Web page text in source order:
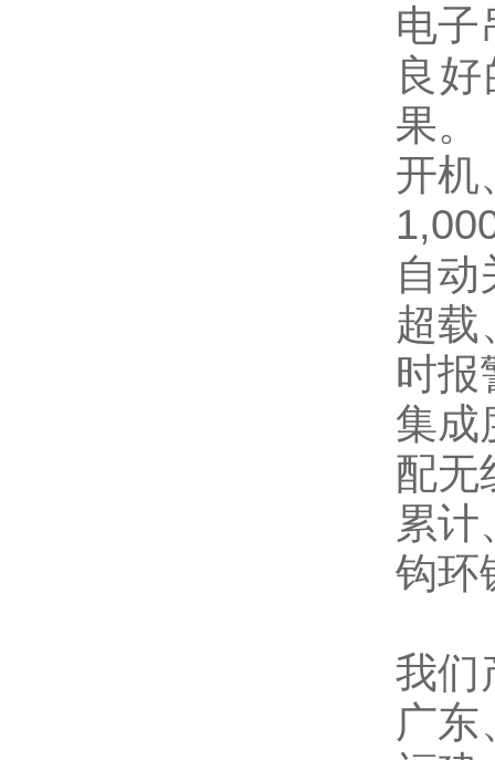
电子
良
果。
开机
自动
超载
时报
集成
配无
累
钩环
我们
广